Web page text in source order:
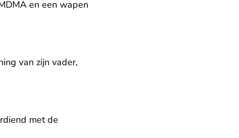
en een wapen
van zijn vader,
met de